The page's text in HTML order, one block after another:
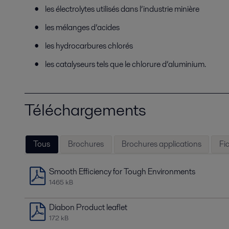
les électrolytes utilisés dans l’industrie minière
les mélanges d’acides
les hydrocarbures chlorés
les catalyseurs tels que le chlorure d’aluminium.
Téléchargements
Tous Brochures Brochures applications
Smooth Efficiency for Tough Environments
1465 kB
Diabon Product leaflet
172 kB